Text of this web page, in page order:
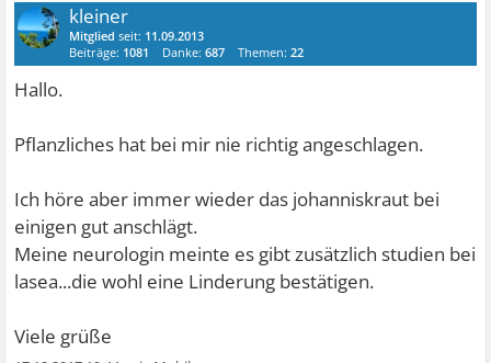
kleiner
Mitglied seit: 11.09.2013
Beiträge: 1081 Danke:687 Themen:22
Hallo.
Pflanzliches hat bei mir nie richtig angeschlagen.
Ich höre aber immer wieder das johanniskraut bei
einigen gut anschlägt.
Meine neurologin meinte es gibt zusätzlich studien bei
lasea...die wohl eine Linderung bestätigen.
Viele grüße